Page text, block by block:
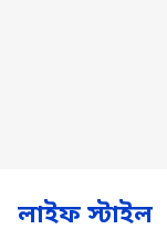
লাইফ স্টাইল